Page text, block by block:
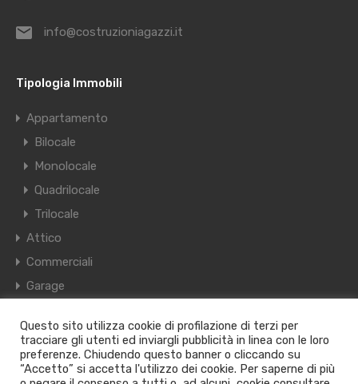
info@costruzioniagazzi.it
Tipologia Immobili
Appartamento
Bilocale
Monolocale
Quadrilocale
Trilocale
Attico
Commerciali
Garage
Villetta a schiera
Questo sito utilizza cookie di profilazione di terzi per
tracciare gli utenti ed inviargli pubblicità in linea con le loro
preferenze. Chiudendo questo banner o cliccando su
“Accetto” si accetta l'utilizzo dei cookie. Per saperne di più